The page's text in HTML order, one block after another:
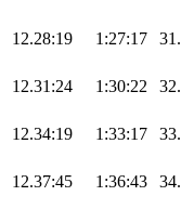
12.28:19 1:27:17 31.
12.31:24 1:30:22 32.
12.34:19 1:33:17 33.
12.37:45 1:36:43 34.